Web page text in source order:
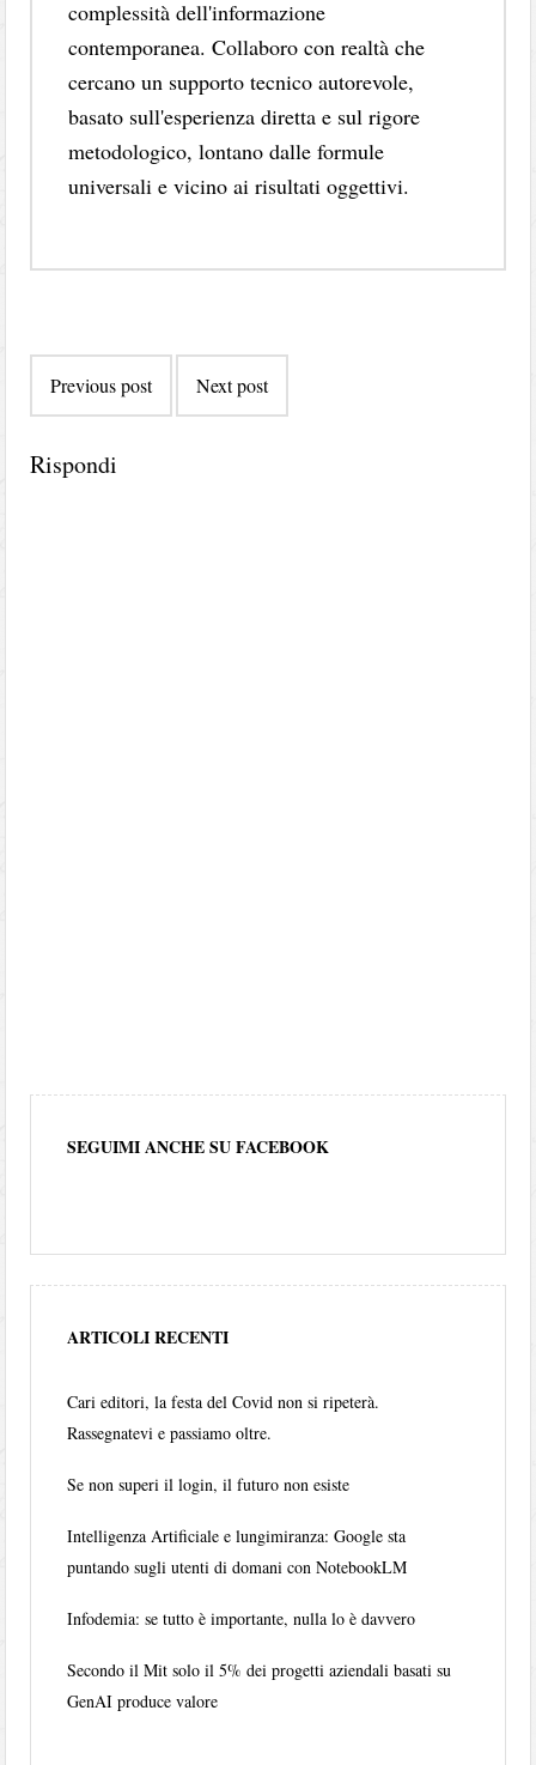
complessità dell'informazione
contemporanea. Collaboro con realtà che
cercano un supporto tecnico autorevole,
basato sull'esperienza diretta e sul rigore
metodologico, lontano dalle formule
universali e vicino ai risultati oggettivi.
navigation
Previous post Next post
Rispondi
SEGUIMI ANCHE SU FACEBOOK
ARTICOLI RECENTI
Cari editori, la festa del Covid non si ripeterà.
Rassegnatevi e passiamo oltre.
Se non superi il login, il futuro non esiste
Intelligenza Artificiale e lungimiranza: Google sta
puntando sugli utenti di domani con NotebookLM
Infodemia: se tutto è importante, nulla lo è davvero
Secondo il Mit solo il 5% dei progetti aziendali basati su
GenAI produce valore